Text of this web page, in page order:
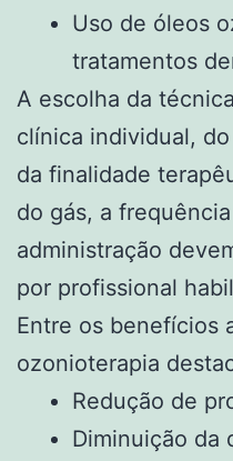
Uso de óleos
tratamentos
A escolha da
clínica individual,
da finalidade
do gás, a
administração
por profissional
Entre os benefícios
ozonioterapia
Redução de
Diminuição da